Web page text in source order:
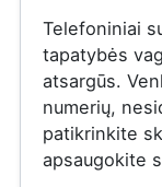
Telefoniniai
tapatybės
atsargūs.
numerių,
patikrinkite
apsaugokite